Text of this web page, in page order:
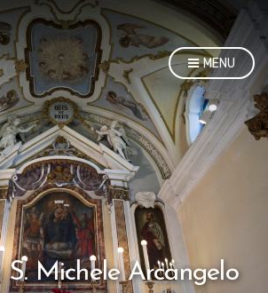
MENU
S. Michele Arcangelo